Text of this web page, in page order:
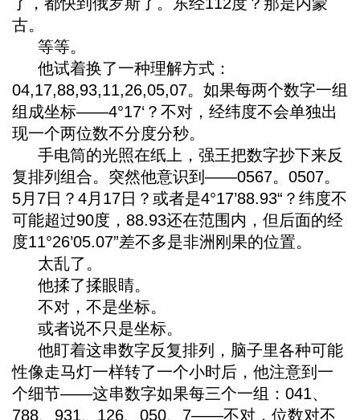
古。
等等。
他试着换了一种理解方式：
04,17,88,93,11,26,05,07。如果每两个数字一组
组成坐标——4°17‘？不对，经纬度不会单独出
现一个两位数不分度分秒。
手电筒的光照在纸上，强王把数字抄下来反
复排列组合。突然他意识到——0567。0507。
5月7日？4月17日？或者是4°17’88.93“？纬度不
可能超过90度，88.93还在范围内，但后面的经
度11°26’05.07”差不多是非洲刚果的位置。
太乱了。
他揉了揉眼睛。
不对，不是坐标。
或者说不只是坐标。
他盯着这串数字反复排列，脑子里各种可能
性像走马灯一样转了一个小时后，他注意到一
个细节——这串数字如果每三个一组：041、
788、931、126、050、7——不对，位数对不